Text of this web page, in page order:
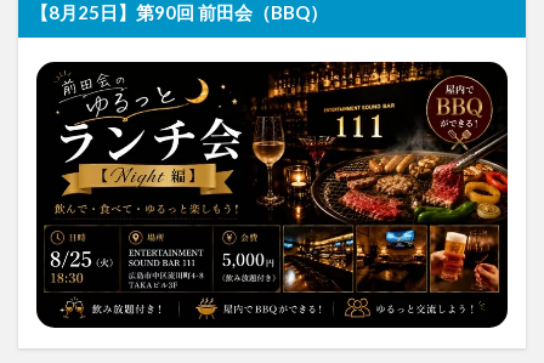
【8月25日】第90回 前田会（BBQ）